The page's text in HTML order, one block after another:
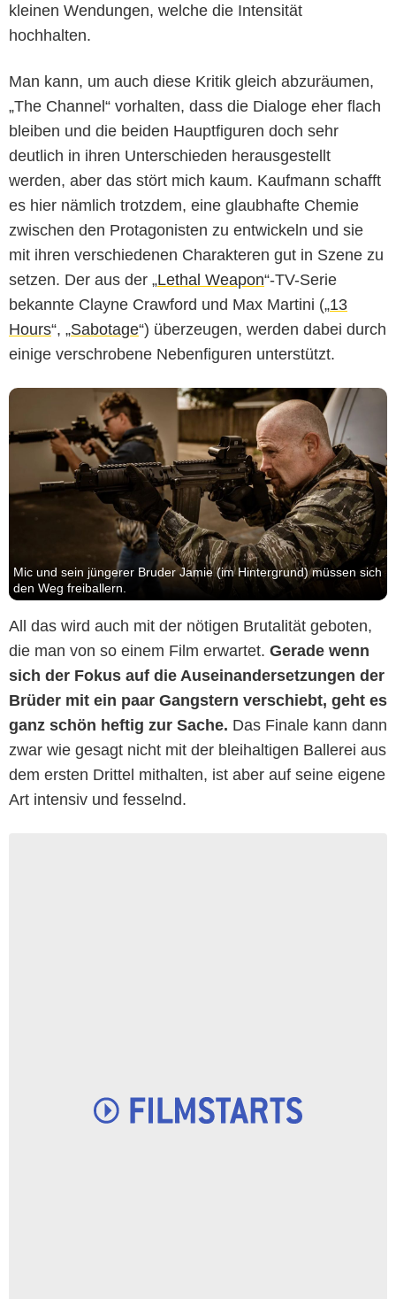
kleinen Wendungen, welche die Intensität
hochhalten.
Man kann, um auch diese Kritik gleich abzuräumen,
„The Channel“ vorhalten, dass die Dialoge eher flach
bleiben und die beiden Hauptfiguren doch sehr
deutlich in ihren Unterschieden herausgestellt
werden, aber das stört mich kaum. Kaufmann schafft
es hier nämlich trotzdem, eine glaubhafte Chemie
zwischen den Protagonisten zu entwickeln und sie
mit ihren verschiedenen Charakteren gut in Szene zu
setzen. Der aus der „Lethal Weapon“-TV-Serie
bekannte Clayne Crawford und Max Martini („13
Hours“, „Sabotage“) überzeugen, werden dabei durch
einige verschrobene Nebenfiguren unterstützt.
Tiberius Film GmbH
Mic und sein jüngerer Bruder Jamie (im Hintergrund) müssen sich
den Weg freiballern.
All das wird auch mit der nötigen Brutalität geboten,
die man von so einem Film erwartet. Gerade wenn
sich der Fokus auf die Auseinandersetzungen der
Brüder mit ein paar Gangstern verschiebt, geht es
ganz schön heftig zur Sache. Das Finale kann dann
zwar wie gesagt nicht mit der bleihaltigen Ballerei aus
dem ersten Drittel mithalten, ist aber auf seine eigene
Art intensiv und fesselnd.